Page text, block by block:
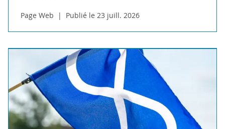
Page Web Publié le 23 juill. 2026